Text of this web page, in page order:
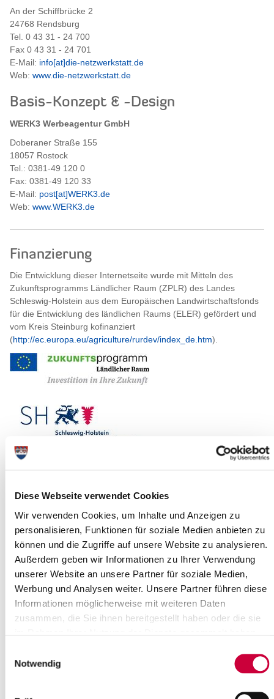
Diese Webseite verwendet Cookies
Wir verwenden Cookies, um Inhalte und Anzeigen zu
personalisieren, Funktionen für soziale Medien anbieten zu
können und die Zugriffe auf unsere Website zu analysieren.
Außerdem geben wir Informationen zu Ihrer Verwendung
unserer Website an unsere Partner für soziale Medien,
Werbung und Analysen weiter. Unsere Partner führen diese
Informationen möglicherweise mit weiteren Daten
zusammen, die Sie ihnen bereitgestellt haben oder die sie
Notwendig
An der Schiffbrücke 2
24768 Rendsburg
Tel. 0 43 31 - 24 700
Fax 0 43 31 - 24 701
E-Mail: info[at]die-netzwerkstatt.de
Web: www.die-netzwerkstatt.de
Basis-Konzept & -Design
WERK3 Werbeagentur GmbH
Doberaner Straße 155
18057 Rostock
Tel.: 0381-49 120 0
Fax: 0381-49 120 33
E-Mail: post[at]WERK3.de
Web: www.WERK3.de
Finanzierung
Die Entwicklung dieser Internetseite wurde mit Mitteln des
Zukunftsprogramms Ländlicher Raum (ZPLR) des Landes
Schleswig-Holstein aus dem Europäischen Landwirtschaftsfonds
für die Entwicklung des ländlichen Raums (ELER) gefördert und
vom Kreis Steinburg kofinanziert
(http://ec.europa.eu/agriculture/rurdev/index_de.htm).
Rechtliche Hinweise
Der Inhalt und die Darstellung dieser Website sind
urheberrechtlich geschützt. Vervielfältigungen und sonstige
Nutzung von Informationen oder Daten, insbesondere die
Zustimmung des Kreises Steinburg. Die Nutzung sämtlicher